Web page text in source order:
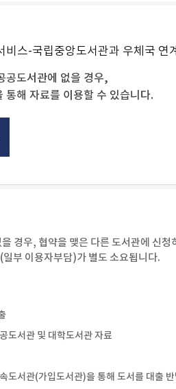
비스-국립중앙도서관과 우체국 연
공도서관에 없을 경우,
통해 자료를 이용할 수 있습니다.
경우, 협약을 맺은 다른 도서관에 신
부 이용자부담)가 별도 소요됩니다.
도서관 및 대학도서관 자료
도서관(가입도서관)을 통해 도서를 대출